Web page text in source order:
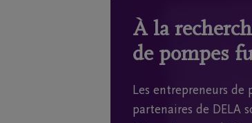
À la
de pompes
Les entrepreneurs de
partenaires de DELA